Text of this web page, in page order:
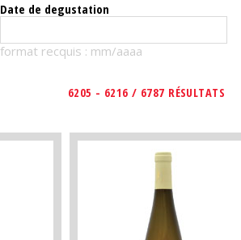
Date de degustation
format recquis : mm/aaaa
6205 - 6216 / 6787 RÉSULTATS